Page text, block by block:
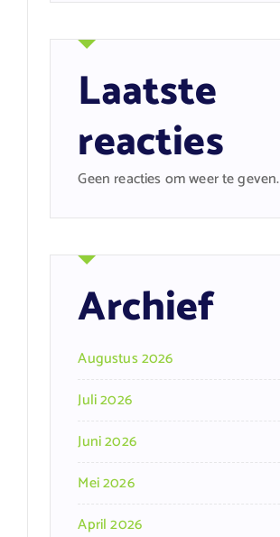
Laatste
reacties
Geen reacties om weer te geven.
Archief
Augustus 2026
Juli 2026
Juni 2026
Mei 2026
April 2026